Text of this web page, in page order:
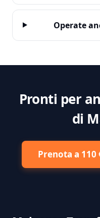
Operate
Pronti per
di
Prenota a 110